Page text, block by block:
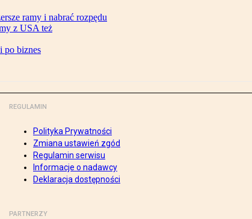
ramy i nabrać rozpędu
z USA też
po biznes
REGULAMIN
Polityka Prywatności
Zmiana ustawień zgód
Regulamin serwisu
Informacje o nadawcy
Deklaracja dostępności
PARTNERZY